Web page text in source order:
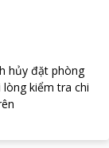
hủy đặt phòng
lòng kiểm tra chi